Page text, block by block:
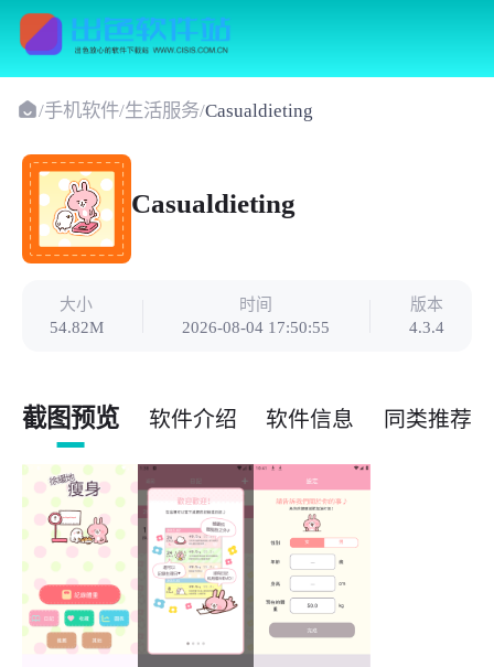
/手机软件/生活服务/Casualdieting
Casualdieting
大小
54.82M
时间
2026-08-04 17:50:55
版本
4.3.4
截图预览 软件介绍 软件信息 同类推荐